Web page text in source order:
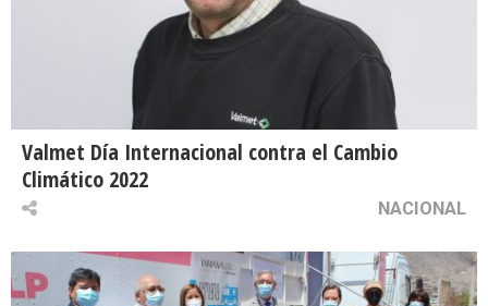
Valmet Día Internacional contra el Cambio
Climático 2022
NACIONAL